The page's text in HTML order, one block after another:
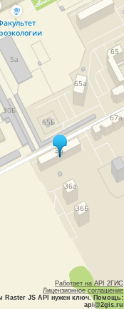
Работает на API 2ГИС
Лицензионное соглашение
Raster JS API нужен ключ. Помощь:
api@2gis.ru